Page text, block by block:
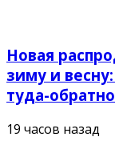
Новая
зиму и
туда-обратно
19 часов назад